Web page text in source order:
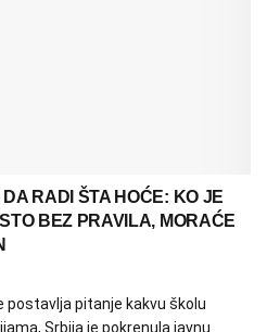
RADI ŠTA HOĆE: KO JE
BEZ PRAVILA, MORAĆE
postavlja pitanje kakvu školu
Srbija je pokrenula javnu